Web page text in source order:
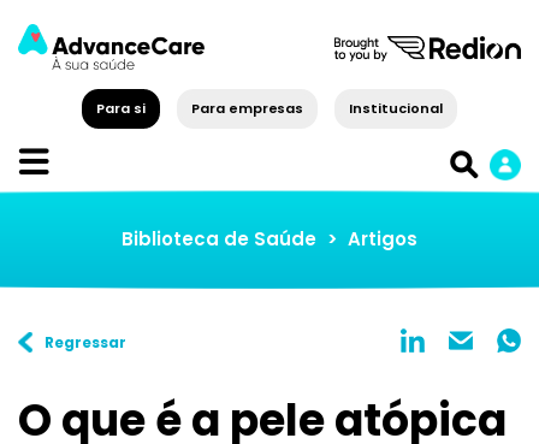
Para si Para empresas Institucional
Biblioteca de Saúde > Artigos
Regressar
O que é a pele atópica